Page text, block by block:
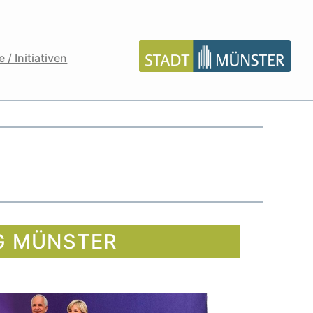
/ Initiativen
MÜNSTER